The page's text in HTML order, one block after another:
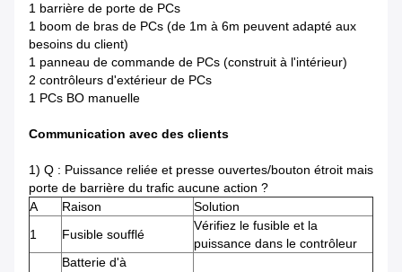
1 barrière de porte de PCs
1 boom de bras de PCs (de 1m à 6m peuvent adapté aux
besoins du client)
1 panneau de commande de PCs (construit à l'intérieur)
2 contrôleurs d'extérieur de PCs
1 PCs BO manuelle
Communication avec des clients
1) Q : Puissance reliée et presse ouvertes/bouton étroit mais
porte de barrière du trafic aucune action ?
A
Raison
Solution
1
Fusible soufflé
Vérifiez le fusible et la
puissance dans le contrôleur
Batterie d'à